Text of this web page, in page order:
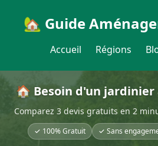
🏡 Guide
Accueil Régions
🏠 Besoin d'un
Comparez 3 devis gratuits en 2
✓ 100% Gratuit ✓ Sans